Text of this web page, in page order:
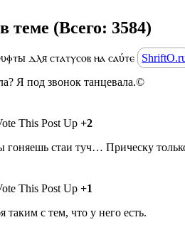
теме (Всего: 3584)
ⲇⲗя ⲥⲧⲁⲧⲩⲥⲟⲃ ⲏⲁ ⲥⲁύⲧⲉ
Я под звонок танцевала.©
+2
гоняешь стаи туч… Прическу
+1
таким с тем, что у него есть.